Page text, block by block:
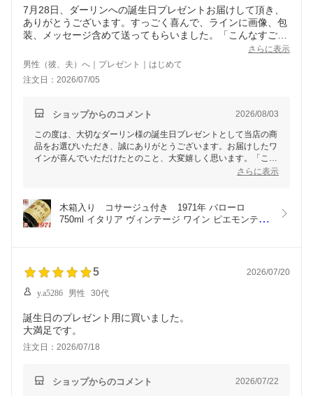
7月28日、ダーリンへの誕生日プレゼントお届けして頂き、
ありがとうございます。すっごく喜んで、ラインに画像、包
装、メッセージ含めて送ってもらいました。「こんなすごい
ものでびっくり！ありがとうございます」とライン届き、私
も良い商品贈ったこと嬉しかったです。
さらに表示
男性（彼、夫）へ｜プレゼント｜はじめて
注文日：2026/07/05
ショップからのコメント 2026/08/03
この度は、大切なダーリン様の誕生日プレゼントとして当店の商
品をお選びいただき、誠にありがとうございます。お届けしたワ
インが喜んでいただけたとのこと、大変嬉しく思います。「こん
なすごいものでびっくり！」とのお言葉をいただけたことは、私
ようで何よりです。これからも素敵な贈り物としてお喜びいただ
ける商品をお届けできるよう努めてまいります。またのご利用を
心よりお待ちしております。
さらに表示
木箱入り　コサージュ付き　1971年 バローロ
750ml イタリア ヴィンテージ ワイン ピエモンテ 赤
5 2026/07/20
y.a5286 男性 30代
誕生日のプレゼント用に買いました。
大満足です。
注文日：2026/07/18
ショップからのコメント 2026/07/22